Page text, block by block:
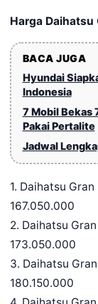
Harga
BACA JUGA
Hyundai
Indonesia
7 Mobil Bekas
Pakai Pertalite
Jadwal
1. Daihatsu
167.050.000
2. Daihatsu
173.050.000
3. Daihatsu
180.150.000